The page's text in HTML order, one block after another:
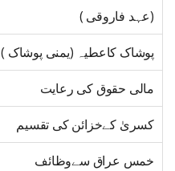
(عہد فاروقی )
پوشاک کاعطیہ (یمنی پوشاک )
مالی حقوق کی رعایت
کسریٰ کےخزائن کی تقسیم
خمس عراق سےوظائف